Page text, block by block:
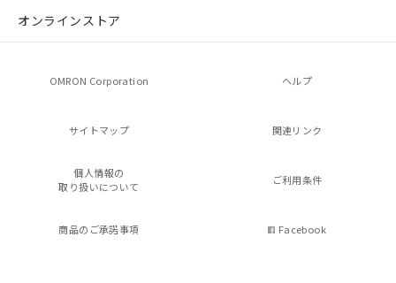
オンラインストア
OMRON Corporation ヘルプ
サイトマップ 関連リンク
個人情報の
取り扱いについて
ご利用条件
商品のご承諾事項 Facebook